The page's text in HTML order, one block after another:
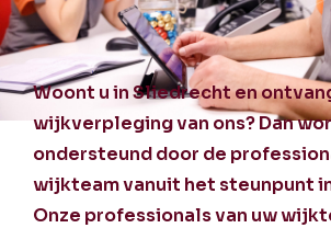
Woont u in Sliedrecht en
wijkverpleging van ons? Dan
ondersteund door de
wijkteam vanuit het steunpunt
Onze professionals van uw